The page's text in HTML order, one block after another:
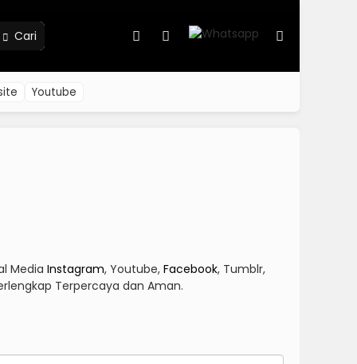
Cari
Youtube
Media Instagram, Youtube, Facebook, Tumblr,
Terpercaya dan Aman.